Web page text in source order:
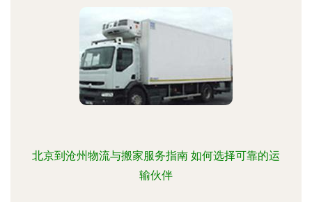
北京到沧州物流与搬家服务指南 如何选择可靠的运
输伙伴